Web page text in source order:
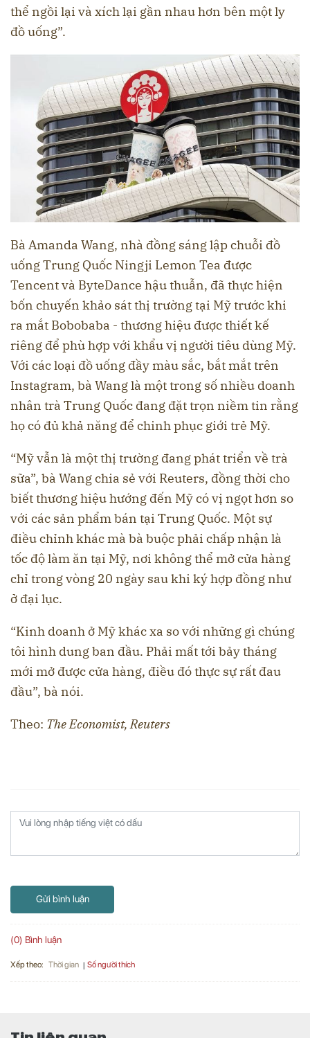
thể ngồi lại và xích lại gần nhau hơn bên một ly
đồ uống”.
Bà Amanda Wang, nhà đồng sáng lập chuỗi đồ
uống Trung Quốc Ningji Lemon Tea được
Tencent và ByteDance hậu thuẫn, đã thực hiện
bốn chuyến khảo sát thị trường tại Mỹ trước khi
ra mắt Bobobaba - thương hiệu được thiết kế
riêng để phù hợp với khẩu vị người tiêu dùng Mỹ.
Với các loại đồ uống đầy màu sắc, bắt mắt trên
Instagram, bà Wang là một trong số nhiều doanh
nhân trà Trung Quốc đang đặt trọn niềm tin rằng
họ có đủ khả năng để chinh phục giới trẻ Mỹ.
“Mỹ vẫn là một thị trường đang phát triển về trà
sữa”, bà Wang chia sẻ với Reuters, đồng thời cho
biết thương hiệu hướng đến Mỹ có vị ngọt hơn so
với các sản phẩm bán tại Trung Quốc. Một sự
điều chỉnh khác mà bà buộc phải chấp nhận là
tốc độ làm ăn tại Mỹ, nơi không thể mở cửa hàng
chỉ trong vòng 20 ngày sau khi ký hợp đồng như
ở đại lục.
“Kinh doanh ở Mỹ khác xa so với những gì chúng
tôi hình dung ban đầu. Phải mất tới bảy tháng
mới mở được cửa hàng, điều đó thực sự rất đau
đầu”, bà nói.
Theo: The Economist, Reuters
Gửi bình luận
(0) Bình luận
Xếp theo: Thời gian Số người thích